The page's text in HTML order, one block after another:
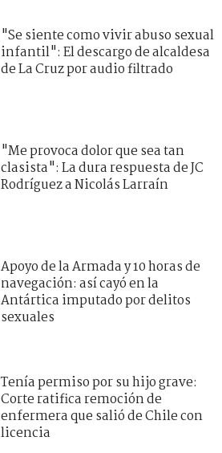
"Se siente como vivir abuso sexual
infantil": El descargo de alcaldesa
de La Cruz por audio filtrado
"Me provoca dolor que sea tan
clasista": La dura respuesta de JC
Rodríguez a Nicolás Larraín
Apoyo de la Armada y 10 horas de
navegación: así cayó en la
Antártica imputado por delitos
sexuales
Tenía permiso por su hijo grave:
Corte ratifica remoción de
enfermera que salió de Chile con
licencia